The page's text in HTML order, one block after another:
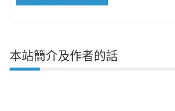
本站簡介及作者的話